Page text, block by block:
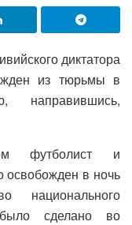
диктатора
из тюрьмы в
футболист и
освобожден в ночь
национального
сделано во